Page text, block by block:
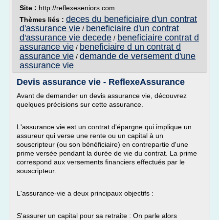
Site : http://reflexeseniors.com
Thèmes liés : deces du beneficiaire d'un contrat
d'assurance vie / beneficiaire d'un contrat
d'assurance vie decede / beneficiaire contrat d
assurance vie / beneficiaire d un contrat d
assurance vie / demande de versement d'une
assurance vie
Devis assurance vie - ReflexeAssurance
Avant de demander un devis assurance vie, découvrez
quelques précisions sur cette assurance.
L'assurance vie est un contrat d'épargne qui implique un
assureur qui verse une rente ou un capital à un
souscripteur (ou son bénéficiaire) en contrepartie d'une
prime versée pendant la durée de vie du contrat. La prime
correspond aux versements financiers effectués par le
souscripteur.
L'assurance-vie a deux principaux objectifs :
S'assurer un capital pour sa retraite : On parle alors